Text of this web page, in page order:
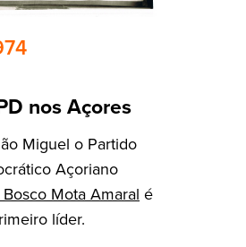
nos Açores
Miguel o Partido
Açoriano
Mota Amaral é
líder.